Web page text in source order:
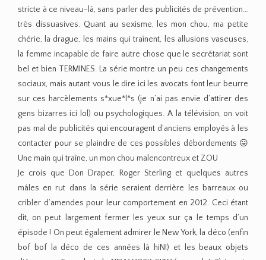
stricte à ce niveau-là, sans parler des publicités de prévention…
très dissuasives. Quant au sexisme, les mon chou, ma petite
chérie, la drague, les mains qui traînent, les allusions vaseuses,
la femme incapable de faire autre chose que le secrétariat sont
bel et bien TERMINES. La série montre un peu ces changements
sociaux, mais autant vous le dire ici les avocats font leur beurre
sur ces harcèlements s*xue*l*s (je n’ai pas envie d’attirer des
gens bizarres ici lol) ou psychologiques. A la télévision, on voit
pas mal de publicités qui encouragent d’anciens employés à les
contacter pour se plaindre de ces possibles débordements 😛
Une main qui traîne, un mon chou malencontreux et ZOU
Je crois que Don Draper, Roger Sterling et quelques autres
mâles en rut dans la série seraient derrière les barreaux ou
cribler d’amendes pour leur comportement en 2012. Ceci étant
dit, on peut largement fermer les yeux sur ça le temps d’un
épisode ! On peut également admirer le New York, la déco (enfin
bof bof la déco de ces années là hiN!) et les beaux objets